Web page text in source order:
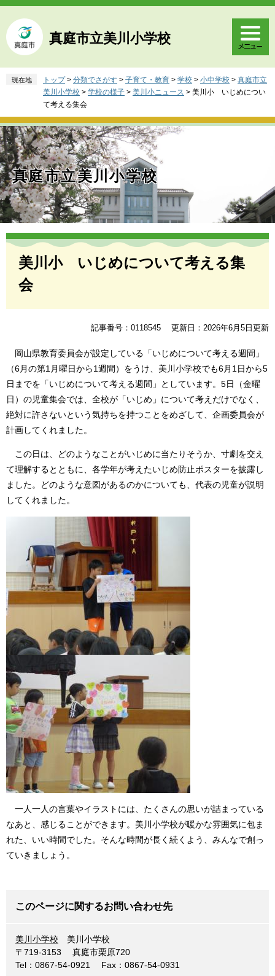
ペ
ジ
の
頭
メ
ュ
ー
飛
本
文
へ
真庭市立美川小学校
現在地 トップ > 分類でさがす > 子育て・教育 > 学校 > 小中学校 > 真庭市立
美川小学校 > 学校の様子 > 美川小ニュース > 美川小 いじめについ
て考える集会
真庭市立美川小学校
本
美川小 いじめについて考える集
会
記事番号：0118545 更新日：2026年6月5日更新
岡山県教育委員会が設定している「いじめについて考える週間」
（6月の第1月曜日から1週間）をうけ、美川小学校でも6月1日から5
日までを「いじめについて考える週間」としています。5日（金曜
日）の児童集会では、全校が「いじめ」について考えだけでなく、
絶対に許さないという気持ちを持つことをめざして、企画委員会が
計画してくれました。
この日は、どのようなことがいじめに当たりそうか、寸劇を交え
て理解するとともに、各学年が考えたいじめ防止ポスターを披露し
ました。どのような意図があるのかについても、代表の児童が説明
してくれました。
一人一人の言葉やイラストには、たくさんの思いが詰まっている
なあと、感じることができます。美川小学校が暖かな雰囲気に包ま
れた、いい時間でした。そんな時間が長く続くよう、みんなで創っ
ていきましょう。
このページに関するお問い合わせ先
美川小学校
美川小学校
〒719-3153
真庭市栗原720
Tel：0867-54-0921
Fax：0867-54-0931